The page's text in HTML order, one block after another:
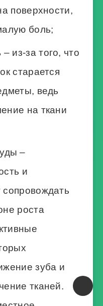
поверхности,
боль;
из-за того, что
старается
ведь
на ткани
–
и
сопровождать
роста
зуба и
тканей.